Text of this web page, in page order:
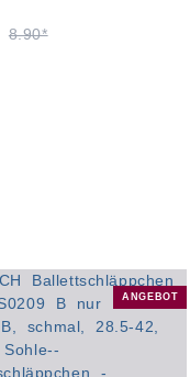
8.90*
ANGEBOT